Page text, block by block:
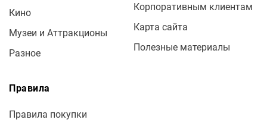
Кино
Музеи и Аттракционы
Разное
Корпоративным клиентам
Карта сайта
Полезные материалы
Правила
Правила покупки